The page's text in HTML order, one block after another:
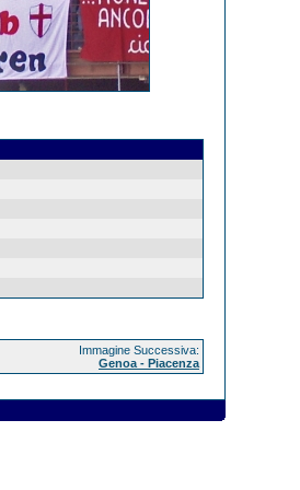
Immagine Successiva:
Genoa - Piacenza